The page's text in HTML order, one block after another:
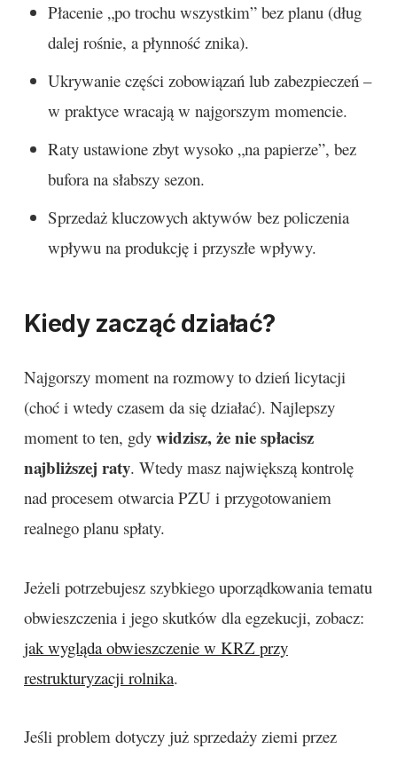
Płacenie „po trochu wszystkim” bez planu (dług
dalej rośnie, a płynność znika).
Ukrywanie części zobowiązań lub zabezpieczeń –
w praktyce wracają w najgorszym momencie.
Raty ustawione zbyt wysoko „na papierze”, bez
bufora na słabszy sezon.
Sprzedaż kluczowych aktywów bez policzenia
wpływu na produkcję i przyszłe wpływy.
Kiedy zacząć działać?
Najgorszy moment na rozmowy to dzień licytacji
(choć i wtedy czasem da się działać). Najlepszy
moment to ten, gdy widzisz, że nie spłacisz
najbliższej raty. Wtedy masz największą kontrolę
nad procesem otwarcia PZU i przygotowaniem
realnego planu spłaty.
Jeżeli potrzebujesz szybkiego uporządkowania tematu
obwieszczenia i jego skutków dla egzekucji, zobacz:
jak wygląda obwieszczenie w KRZ przy
restrukturyzacji rolnika.
Jeśli problem dotyczy już sprzedaży ziemi przez